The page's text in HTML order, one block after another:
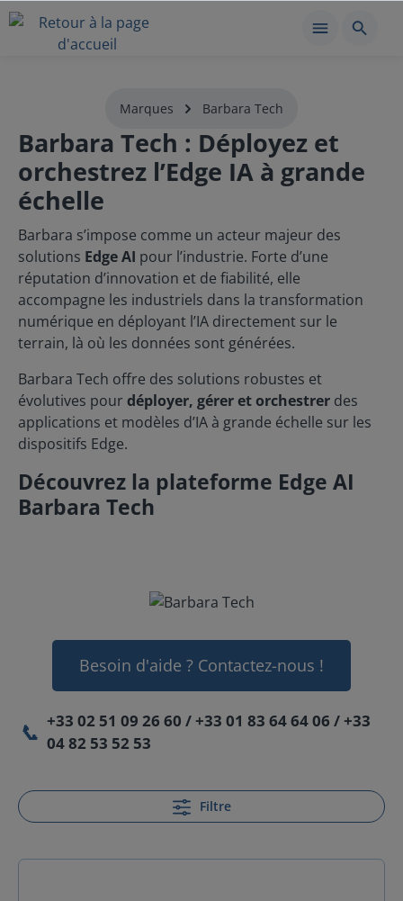
Marques Barbara Tech
Barbara Tech : Déployez et
orchestrez l’Edge IA à grande
échelle
Barbara s’impose comme un acteur majeur des
solutions Edge AI pour l’industrie. Forte d’une
réputation d’innovation et de fiabilité, elle
accompagne les industriels dans la transformation
numérique en déployant l’IA directement sur le
terrain, là où les données sont générées.
Barbara Tech offre des solutions robustes et
évolutives pour déployer, gérer et orchestrer des
applications et modèles d’IA à grande échelle sur les
dispositifs Edge.
Découvrez la plateforme Edge AI
Barbara Tech
Besoin d'aide ? Contactez-nous !
📞 +33 02 51 09 26 60 / +33 01 83 64 64 06 / +33
04 82 53 52 53
Filtre